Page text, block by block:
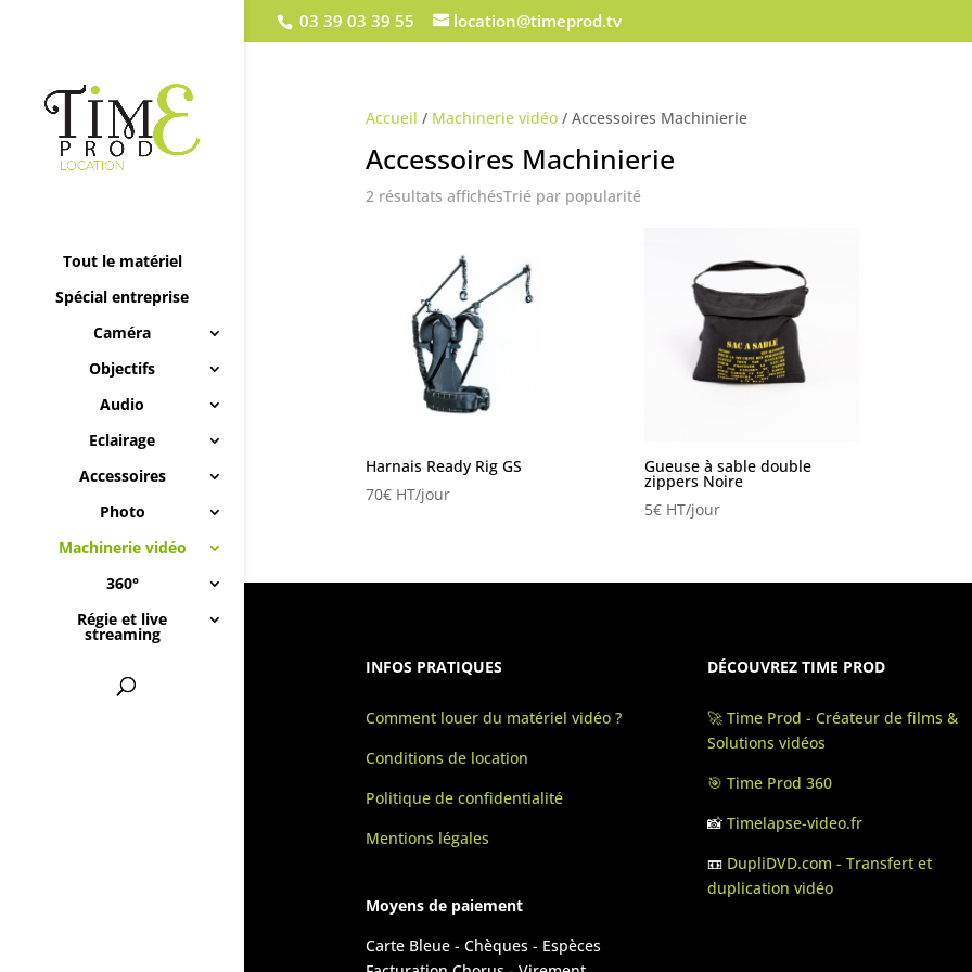
03 39 03 39 55 location@timeprod.tv
Tout le matériel
Spécial entreprise
Caméra
Objectifs
Audio
Eclairage
Accessoires
Photo
Machinerie vidéo
360°
Régie et live
streaming
Accueil / Machinerie vidéo/ Accessoires Machinierie
Accessoires Machinierie
2 résultats affichésTrié par popularité
Harnais Ready Rig GS
70€HT/jour
Gueuse à sable double
zippers Noire
5€ HT/jour
INFOS PRATIQUES
Comment louer du matériel vidéo ?
Conditions de location
Politique de confidentialité
Mentions légales
Moyens de paiement
Carte Bleue - Chèques - Espèces
DÉCOUVREZ TIME PROD
🚀 Time Prod - Créateur de films &
Solutions vidéos
🎯 Time Prod 360
📸 Timelapse-video.fr
📼 DupliDVD.com - Transfert et
duplication vidéo